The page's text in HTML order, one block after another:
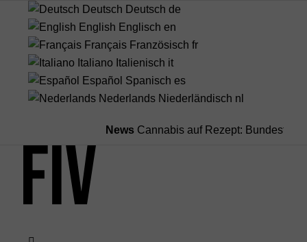
Deutsch Deutsch de
English Englisch en
Français Französisch fr
Italiano Italienisch it
Español Spanisch es
Nederlands Niederländisch nl
News Cannabis auf Rezept: Bundestag